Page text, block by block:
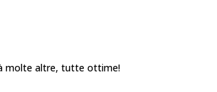
molte altre, tutte ottime!